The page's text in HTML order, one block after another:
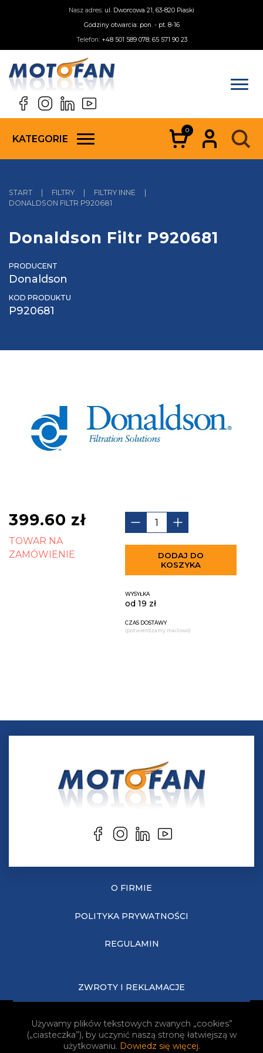
Nasz adres: ul. Dworcowa 21, 63-820 Piaski
Godziny otwarcia: pon. - pt. 8-16
Telefon: +48 501 589 078; 65 571 90 23
KATEGORIE
0
START | FILTRY | FILTRY INNE
|
DONALDSON FILTR P920681
Donaldson Filtr P920681
PRODUCENT
Donaldson
KOD PRODUKTU
P920681
399.60 zł
TOWAR NA
ZAMÓWIENIE
DODAJ DO
KOSZYKA
WYSYŁKA
od 19 zł
CZAS DOSTAWY
(potwierdzamy mailowo)
O FIRMIE
POLITYKA PRYWATNOŚCI
REGULAMIN
ZWROTY I REKLAMACJE
JAK KUPOWAĆ?
Używamy plików tekstowych zwanych „cookies”
(„ciasteczka”), by uczynić naszą stronę łatwiejszą w
użytkowaniu. Dowiedz się więcej.